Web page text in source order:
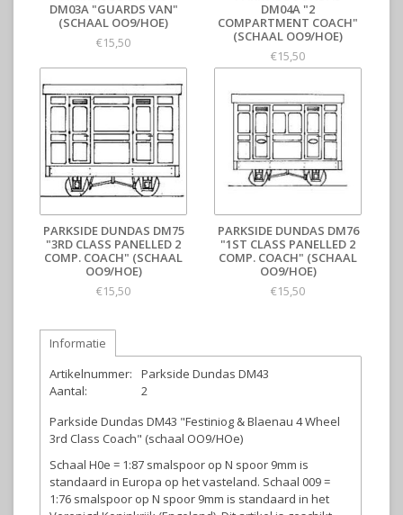
DM03A "GUARDS VAN"
(SCHAAL OO9/HOE)
€15,50
DM04A "2
COMPARTMENT COACH"
(SCHAAL OO9/HOE)
€15,50
PARKSIDE DUNDAS DM75
"3RD CLASS PANELLED 2
COMP. COACH" (SCHAAL
OO9/HOE)
€15,50
PARKSIDE DUNDAS DM76
"1ST CLASS PANELLED 2
COMP. COACH" (SCHAAL
OO9/HOE)
€15,50
Informatie
Artikelnummer:
Parkside Dundas DM43
Aantal:
2
Parkside Dundas DM43 "Festiniog & Blaenau 4 Wheel
3rd Class Coach" (schaal OO9/HOe)
Schaal H0e = 1:87 smalspoor op N spoor 9mm is
standaard in Europa op het vasteland. Schaal 009 =
1:76 smalspoor op N spoor 9mm is standaard in het